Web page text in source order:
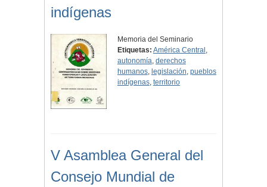
indígenas
Memoria del Seminario
Etiquetas: América Central ,
autonomía, derechos
humanos, legislación, pueblos
indígenas, territorio
V Asamblea General del
Consejo Mundial de